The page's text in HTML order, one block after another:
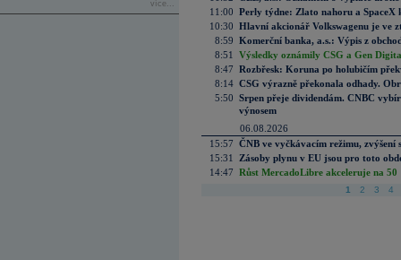
více...
11:00 Perly týdne: Zlato nahoru a SpaceX
10:30 Hlavní akcionář Volkswagenu je ve
8:59 Komerční banka, a.s.: Výpis z
8:51
Výsledky oznámily CSG a Gen
8:47 Rozbřesk: Koruna po holubičím
8:14 CSG výrazně překonala odhady.
5:50 Srpen přeje dividendám. CNBC
výnosem
06.08.2026
15:57 ČNB ve vyčkávacím režimu, zvýšení
15:31
Zásoby plynu v EU jsou pro toto
14:47 Růst MercadoLibre akceleruje na
1 2 3 4